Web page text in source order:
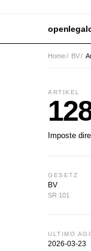
Home/ BV/
ARTIKEL
Imposte
GESETZ
BV
SR 101
ULTIMO
2026-03-23